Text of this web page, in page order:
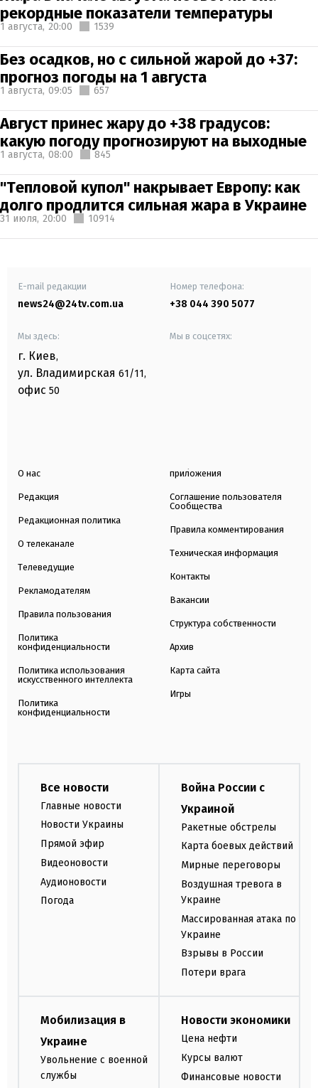
рекордные показатели температуры
1 августа, 20:00 1539
Без осадков, но с сильной жарой до +37:
прогноз погоды на 1 августа
1 августа, 09:05 657
Август принес жару до +38 градусов:
какую погоду прогнозируют на выходные
1 августа, 08:00 845
"Тепловой купол" накрывает Европу: как
долго продлится сильная жара в Украине
31 июля, 20:00 10914
E-mail редакции
news24@24tv.com.ua
Номер телефона:
+38 044 390 5077
Мы здесь:
г. Киев,
ул. Владимирская 61/11,
офис 50
Мы в соцсетях:
О нас
Редакция
Редакционная политика
О телеканале
Телеведущие
Рекламодателям
Правила пользования
Политика
конфиденциальности
Политика использования
искусственного интеллекта
Политика
конфиденциальности
приложения
Соглашение пользователя
Сообщества
Правила комментирования
Техническая информация
Контакты
Вакансии
Структура собственности
Архив
Карта сайта
Игры
Все новости
Главные новости
Новости Украины
Прямой эфир
Видеоновости
Аудионовости
Погода
Война России с
Украиной
Ракетные обстрелы
Карта боевых действий
Мирные переговоры
Воздушная тревога в
Украине
Массированная атака по
Украине
Взрывы в России
Потери врага
Мобилизация в
Украине
Увольнение с военной
службы
Новости экономики
Цена нефти
Курсы валют
Финансовые новости